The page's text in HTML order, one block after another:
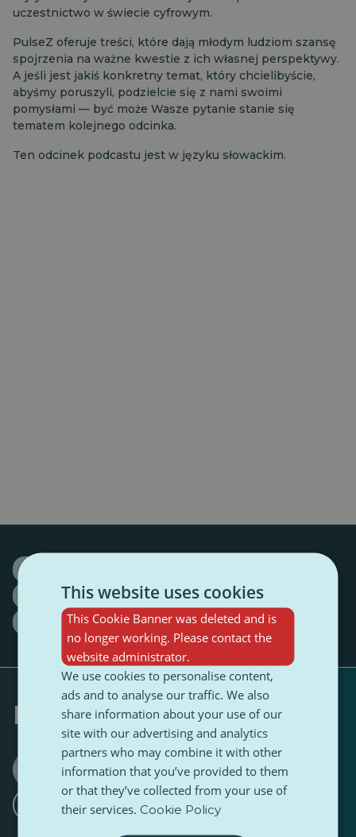
uczestnictwo w świecie cyfrowym.
PulseZ oferuje treści, które dają młodym ludziom szansę
spojrzenia na ważne kwestie z ich własnej perspektywy.
A jeśli jest jakiś konkretny temat, który chcielibyście,
abyśmy poruszyli, podzielcie się z nami swoimi
pomysłami — być może Wasze pytanie stanie się
tematem kolejnego odcinka.
Ten odcinek podcastu jest w języku słowackim.
digital literacy
Interview
literacy
Natália Babicová
Youth
Napisany przez
Lucia Kučerová
0 Obserwujący 1 Obserwujący
This website uses cookies
This Cookie Banner was deleted and is
no longer working. Please contact the
website administrator.
We use cookies to personalise content,
ads and to analyse our traffic. We also
share information about your use of our
site with our advertising and analytics
partners who may combine it with other
information that you’ve provided to them
or that they’ve collected from your use of
their services. Cookie Policy